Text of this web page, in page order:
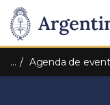
Presidencia
de
Pasar al
… Agenda de